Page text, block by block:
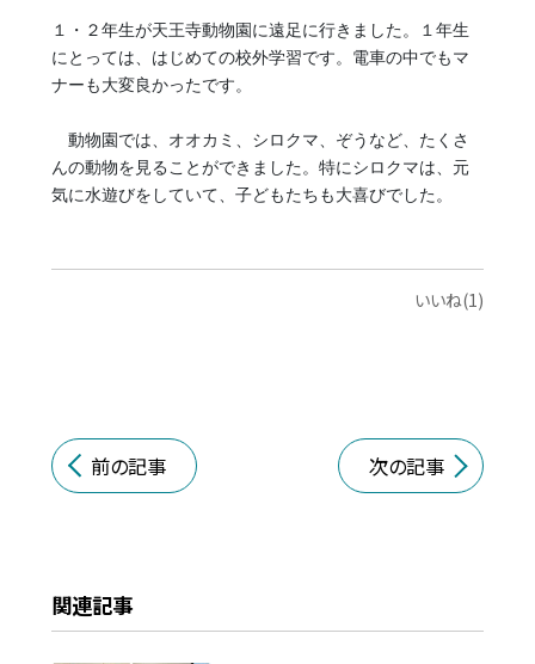
１・２年生が天王寺動物園に遠足に行きました。１年生
にとっては、はじめての校外学習です。電車の中でもマ
ナーも大変良かったです。
動物園では、オオカミ、シロクマ、ぞうなど、たくさ
んの動物を見ることができました。特にシロクマは、元
気に水遊びをしていて、子どもたちも大喜びでした。
いいね(1)
前の記事 次の記事
関連記事